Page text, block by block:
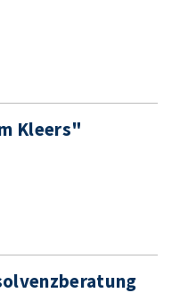
Kleers"